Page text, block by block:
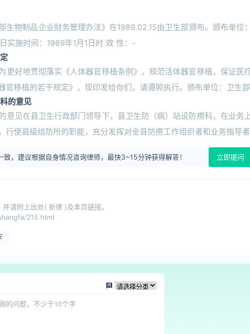
生物制品企业财务管理办法》在1989.02.15由卫生部颁布。颁布单位
实施时间：1989年1月1日时 效 性：-
更好地贯彻落实《人体器官移植条例》，规范活体器官移植，保证医
官移植的若干规定》，现印发给你们，请遵照执行。颁布单位：卫生部
的意见
意见在县卫生行政部门领导下，县卫生防（病）站设防痨科，在业务
行使县级结防所的职能，充分发挥对全县防痨工作组织者和业务指导者
，建议根据自身情况咨询律师，最快3~15分钟获得解答！ 立即提问
请附上出处( 新律 )及本页链接。
215.html